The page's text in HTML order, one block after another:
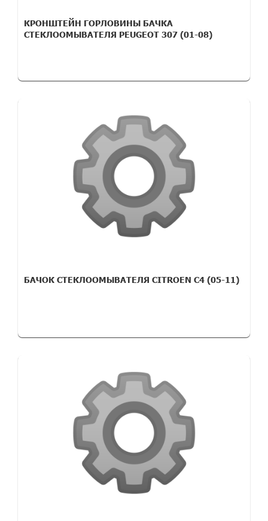
КРОНШТЕЙН ГОРЛОВИНЫ БАЧКА
СТЕКЛООМЫВАТЕЛЯ PEUGEOT 307 (01-08)
БАЧОК СТЕКЛООМЫВАТЕЛЯ CITROEN C4 (05-11)